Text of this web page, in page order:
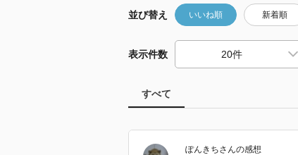
並び替え いいね順 新着順
表示件数
すべて
ぽんきちさんの感想